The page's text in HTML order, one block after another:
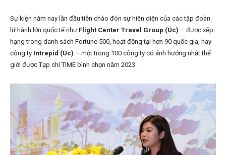
Sự kiện năm nay lần đầu tiên chào đón sự hiện diện của các tập đoàn
lữ hành lớn quốc tế như Flight Center Travel Group (Úc) – được xếp
hạng trong danh sách Fortune 500, hoạt động tại hơn 90 quốc gia, hay
công ty Intrepid (Úc) – một trong 100 công ty có ảnh hưởng nhất thế
giới được Tạp chí TIME bình chọn năm 2023.